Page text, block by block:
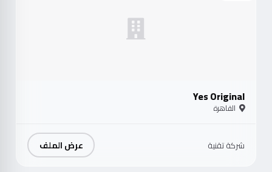
Yes Original
القاهرة
شركة تقنية عرض الملف